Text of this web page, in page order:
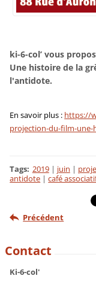
ki-6-col’ vous
Une histoire de la
l'antidote.
En savoir plus : https://
projection-du-film-une-
Tags: 2019 | juin |
antidote | café
Précédent
Contact
Ki-6-col'